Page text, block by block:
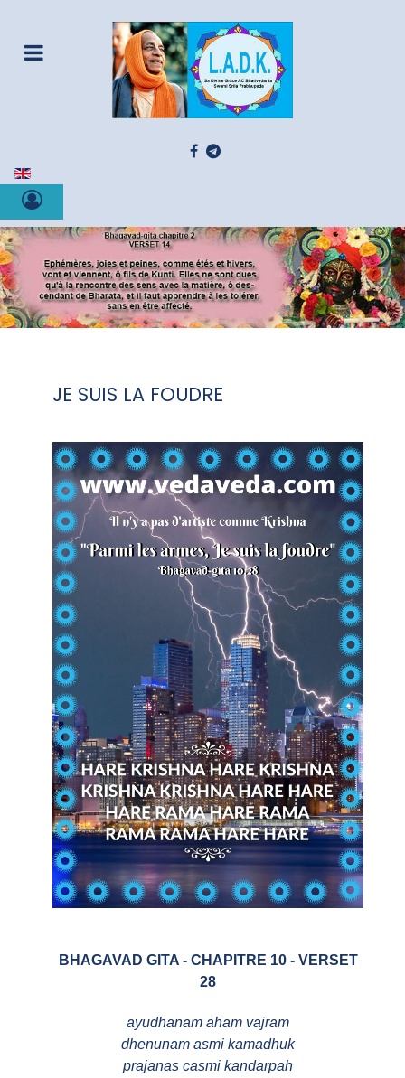
Sélectionnez votre langue
JE SUIS LA FOUDRE
BHAGAVAD GITA - CHAPITRE 10 - VERSET
28
ayudhanam aham vajram
dhenunam asmi kamadhuk
prajanas casmi kandarpah